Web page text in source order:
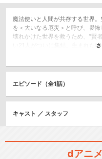
魔法使いと人間が共存する世界
を＜大いなる厄災＞と呼び、畏
壊れかけた世界を救うため、“賢
い21人がついに集結。生まれた
法使いたち。それぞれの絆、絡
シリーズ／関連のアニメ作品
エピソード（全1話）
キャスト ／ スタッフ
dアニ